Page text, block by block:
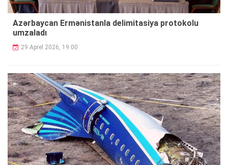
Azərbaycan Ermənistanla delimitasiya protokolu
umzaladı
29 Aprel 2026, 19:00